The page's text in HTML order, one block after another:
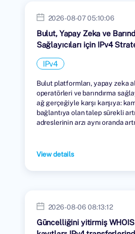
2026-08-07 05:10:06
Bulut, Yapay Zeka ve
Sağlayıcıları için IPv4
IPv4
Bulut platformları, yapay zeka
operatörleri ve barındırma
ağ gerçeğiyle karşı karşıya:
bağlantıya olan talep sürekli
adreslerinin arzı aynı oranda
View details
2026-08-06 08:13:12
Güncelliğini yitirmiş WHOIS